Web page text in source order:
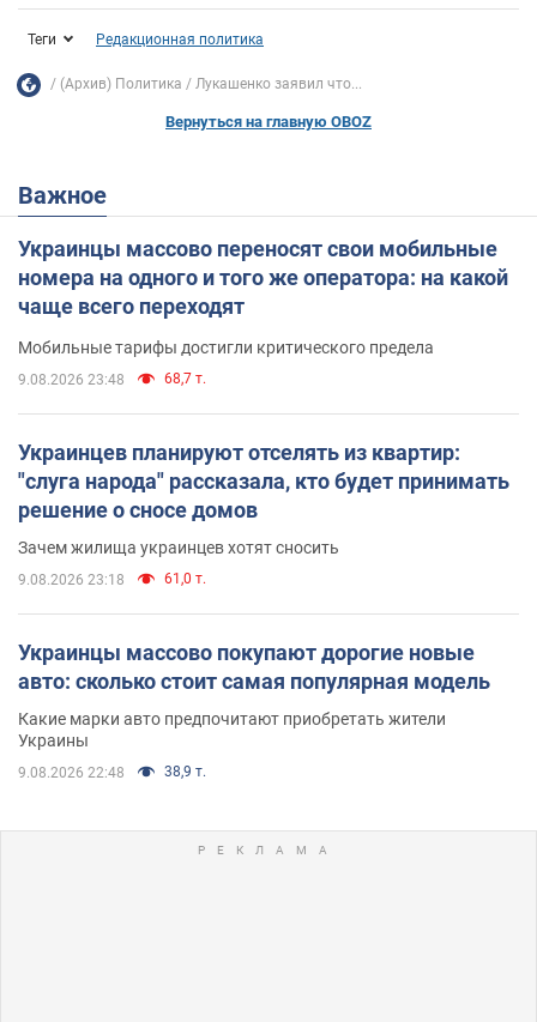
Теги Редакционная политика
(Архив) Политика Лукашенко заявил что...
Вернуться на главную OBOZ
Важное
Украинцы массово переносят свои мобильные
номера на одного и того же оператора: на какой
чаще всего переходят
Мобильные тарифы достигли критического предела
9.08.2026 23:48 68,7 т.
Украинцев планируют отселять из квартир:
"слуга народа" рассказала, кто будет принимать
решение о сносе домов
Зачем жилища украинцев хотят сносить
9.08.2026 23:18 61,0 т.
Украинцы массово покупают дорогие новые
авто: сколько стоит самая популярная модель
Какие марки авто предпочитают приобретать жители
Украины
9.08.2026 22:48 38,9 т.